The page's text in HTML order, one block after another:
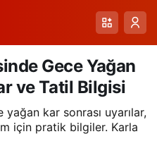
Gece Yağan
ve Tatil Bilgisi
kar sonrası uyarılar,
için pratik bilgiler. Karla
Paylaş